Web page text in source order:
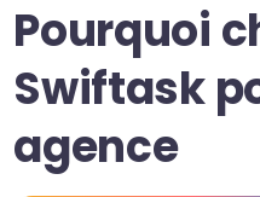
Pourquoi
Swiftask
agence